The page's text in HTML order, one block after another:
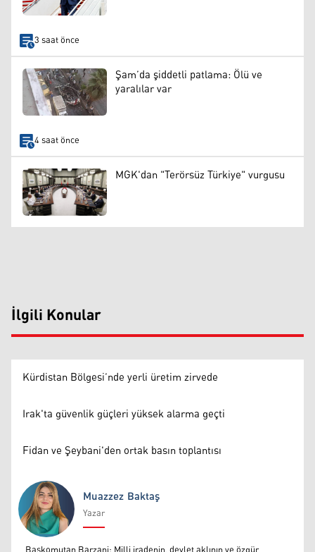
3 saat önce
Şam’da şiddetli patlama: Ölü ve
yaralılar var
4 saat önce
MGK'dan "Terörsüz Türkiye" vurgusu
İlgili Konular
Kürdistan Bölgesi’nde yerli üretim zirvede
Irak'ta güvenlik güçleri yüksek alarma geçti
Fidan ve Şeybani'den ortak basın toplantısı
Muazzez Baktaş
Muazzez Baktaş
Yazar